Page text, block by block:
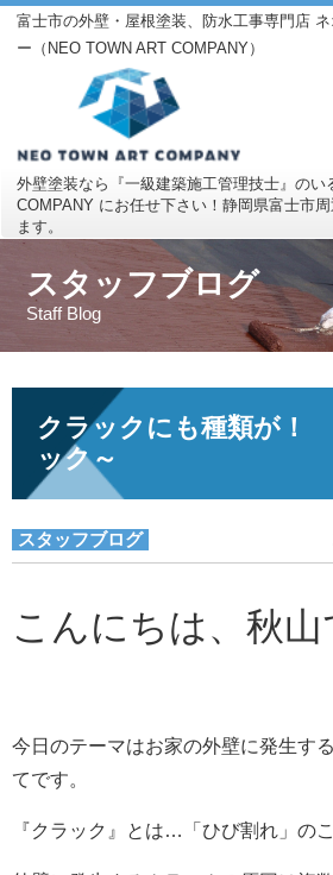
富士市の外壁・屋根塗装、防水工事専門店
ー（NEO TOWN ART COMPANY）
外壁塗装なら『一級建築施工管理技士』のい
COMPANY にお任せ下さい！静岡県富士市
ます。
スタッフブログ
Staff Blog
クラックにも種類が！
ック～
スタッフブログ
こんにちは、秋山
今日のテーマはお家の外壁に発生す
てです。
『クラック』とは…「ひび割れ」の